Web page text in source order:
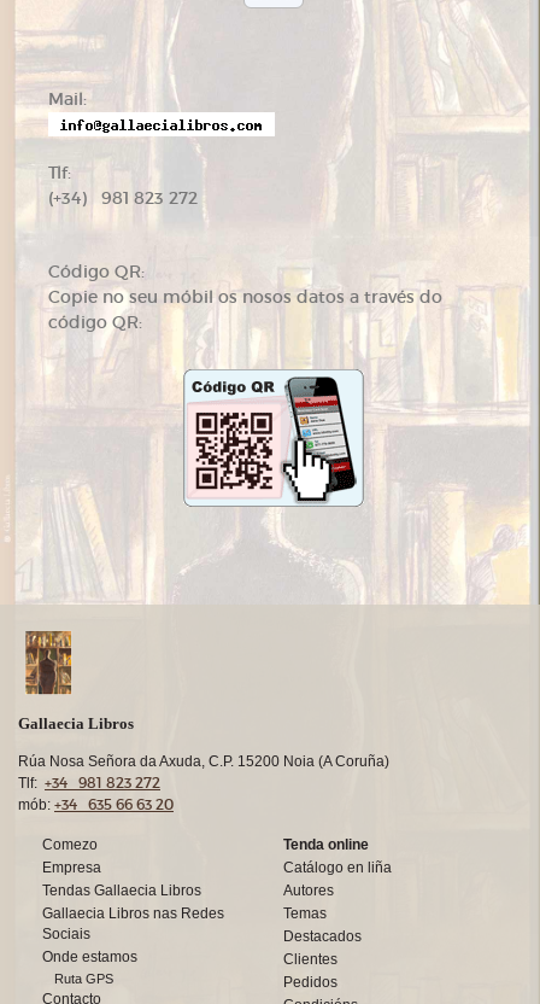
Mail:
Tlf:
(+34) 981 823 272
Código QR:
Copie no seu móbil os nosos datos a través do
código QR:
Gallaecia Libros
Rúa Nosa Señora da Axuda, C.P. 15200 Noia (A Coruña)
Tlf: +34 981 823 272
mób: +34 635 66 63 20
Comezo
Empresa
Tendas Gallaecia Libros
Gallaecia Libros nas Redes
Sociais
Onde estamos
Ruta GPS
Contacto
Tenda online
Catálogo en liña
Autores
Temas
Destacados
Clientes
Pedidos